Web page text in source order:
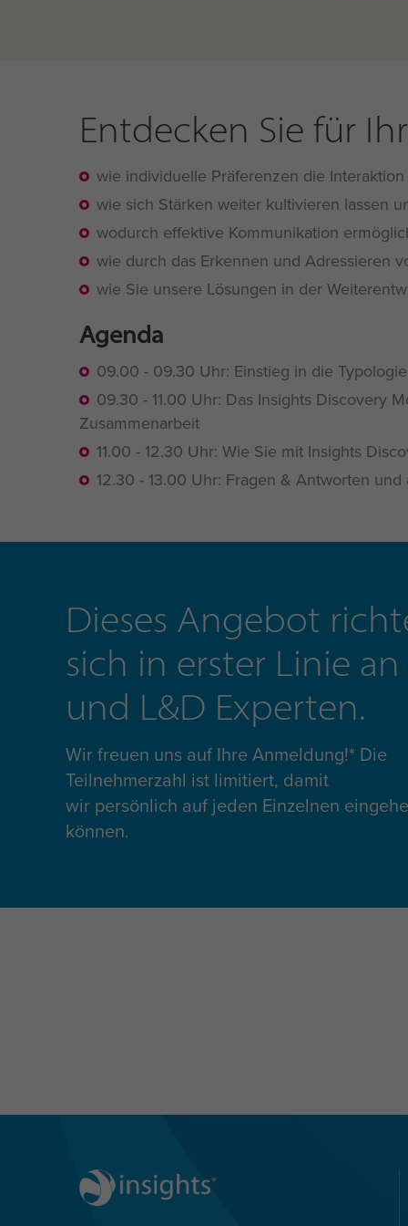
Entdecken Sie für
wie individuelle Präferenzen die
wie sich Stärken weiter kultivieren lassen
wodurch effektive Kommunikation
wie durch das Erkennen und Adressieren
wie Sie unsere Lösungen in der
Agenda
09.00 - 09.30 Uhr: Einstieg in die
09.30 - 11.00 Uhr: Das Insights Discovery
Zusammenarbeit
11.00 - 12.30 Uhr: Wie Sie mit Insights
12.30 - 13.00 Uhr: Fragen & Antworten
Dieses Angebot
sich in erster Linie an
und L&D Experten.
Wir freuen uns auf Ihre Anmeldung!* Die
Teilnehmerzahl ist limitiert, damit
wir persönlich auf jeden Einzelnen
können.